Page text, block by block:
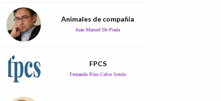
Animales de compañía
Juan Manuel De Prada
FPCS
Fernando Pino Calvo Sotelo